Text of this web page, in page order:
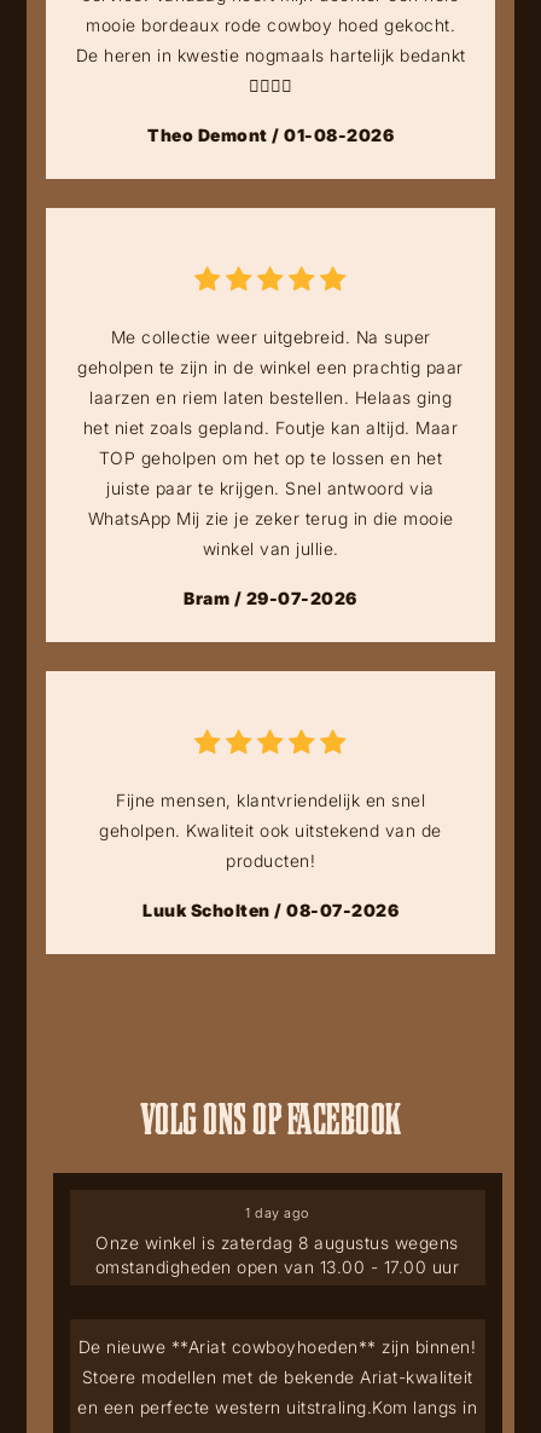
mooie bordeaux rode cowboy hoed gekocht.
De heren in kwestie nogmaals hartelijk bedankt
👍🏻👍🏻
Theo Demont / 01-08-2026
Me collectie weer uitgebreid. Na super
geholpen te zijn in de winkel een prachtig paar
laarzen en riem laten bestellen. Helaas ging
het niet zoals gepland. Foutje kan altijd. Maar
TOP geholpen om het op te lossen en het
juiste paar te krijgen. Snel antwoord via
WhatsApp Mij zie je zeker terug in die mooie
winkel van jullie.
Bram / 29-07-2026
Fijne mensen, klantvriendelijk en snel
geholpen. Kwaliteit ook uitstekend van de
producten!
Luuk Scholten / 08-07-2026
VOLG ONS OP FACEBOOK
Onze winkel is zaterdag 8 augustus wegens
omstandigheden open van 13.00 - 17.00 uur
1 day ago
De nieuwe **Ariat cowboyhoeden** zijn binnen!
Stoere modellen met de bekende Ariat-kwaliteit
en een perfecte western uitstraling.Kom langs in